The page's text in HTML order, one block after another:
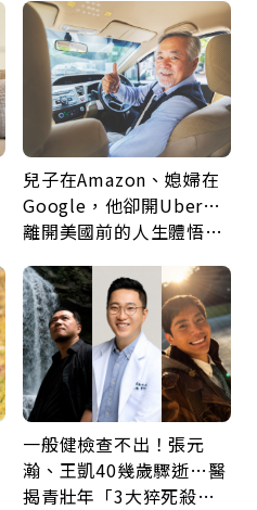
兒子在Amazon、媳婦在
Google，他卻開Uber…
離開美國前的人生體悟：
一般健檢查不出！張元
瀚、王凱40幾歲驟逝…醫
揭青壯年「3大猝死殺